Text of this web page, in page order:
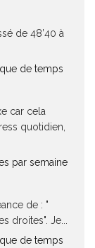
de 48’40 à
de temps
car cela
quotidien,
par semaine
de : "
droites". Je...
de temps